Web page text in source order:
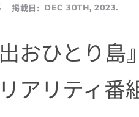
掲載日: DEC 30TH, 2023.
おひとり
アリティ番